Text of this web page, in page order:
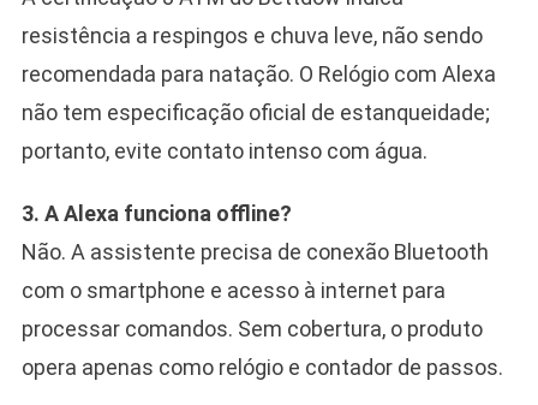
resistência a respingos e chuva leve, não sendo
recomendada para natação. O Relógio com Alexa
não tem especificação oficial de estanqueidade;
portanto, evite contato intenso com água.
3. A Alexa funciona offline?
Não. A assistente precisa de conexão Bluetooth
com o smartphone e acesso à internet para
processar comandos. Sem cobertura, o produto
opera apenas como relógio e contador de passos.